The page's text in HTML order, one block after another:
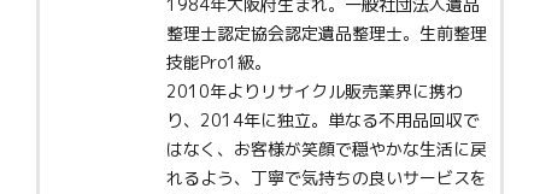
整理士認定協会認定遺品整理士。生前整理
技能Pro1級。
2010年よりリサイクル販売業界に携わ
り、2014年に独立。単なる不用品回収で
はなく、お客様が笑顔で穏やかな生活に戻
れるよう、丁寧で気持ちの良いサービスを